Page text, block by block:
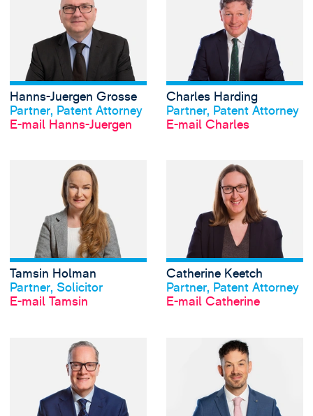
Profil anschauen
Hanns-Juergen Grosse
Partner, Patent Attorney
E-mail Hanns-Juergen
Profil anschauen
Charles Harding
Partner, Patent Attorney
E-mail Charles
Profil anschauen
Tamsin Holman
Partner, Solicitor
E-mail Tamsin
View Tamsin
Profil anschauen
Catherine Keetch
Partner, Patent Attorney
E-mail Catherine
View Lawrence